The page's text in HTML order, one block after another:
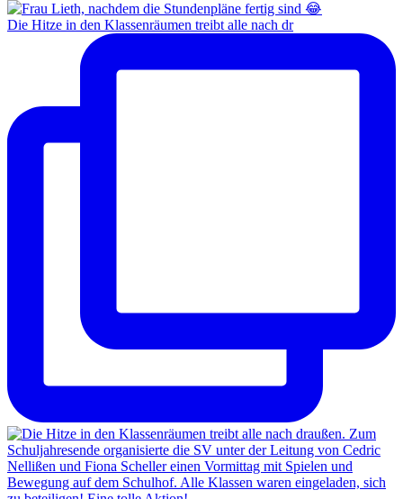
Die Hitze in den Klassenräumen treibt alle nach dr